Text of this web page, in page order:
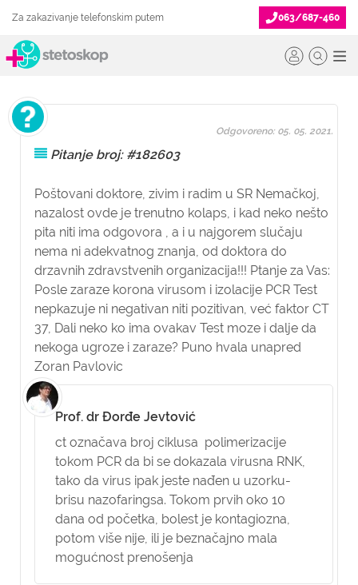
Za zakazivanje telefonskim putem 063/687-460
Pitanje broj: #182603
Poštovani doktore, zivim i radim u SR Nemačkoj,
nazalost ovde je trenutno kolaps, i kad neko nešto
pita niti ima odgovora , a i u najgorem slučaju
nema ni adekvatnog znanja, od doktora do
drzavnih zdravstvenih organizacija!!! Ptanje za Vas:
Posle zaraze korona virusom i izolacije PCR Test
nepkazuje ni negativan niti pozitivan, već faktor CT
37, Dali neko ko ima ovakav Test moze i dalje da
nekoga ugroze i zaraze? Puno hvala unapred
Zoran Pavlovic
Odgovoreno: 05. 05. 2021.
Prof. dr Đorđe Jevtović
ct označava broj ciklusa polimerizacije
tokom PCR da bi se dokazala virusna RNK,
tako da virus ipak jeste nađen u uzorku-
brisu nazofaringsa. Tokom prvih oko 10
dana od početka, bolest je kontagiozna,
potom više nije, ili je beznačajno mala
mogućnost prenošenja